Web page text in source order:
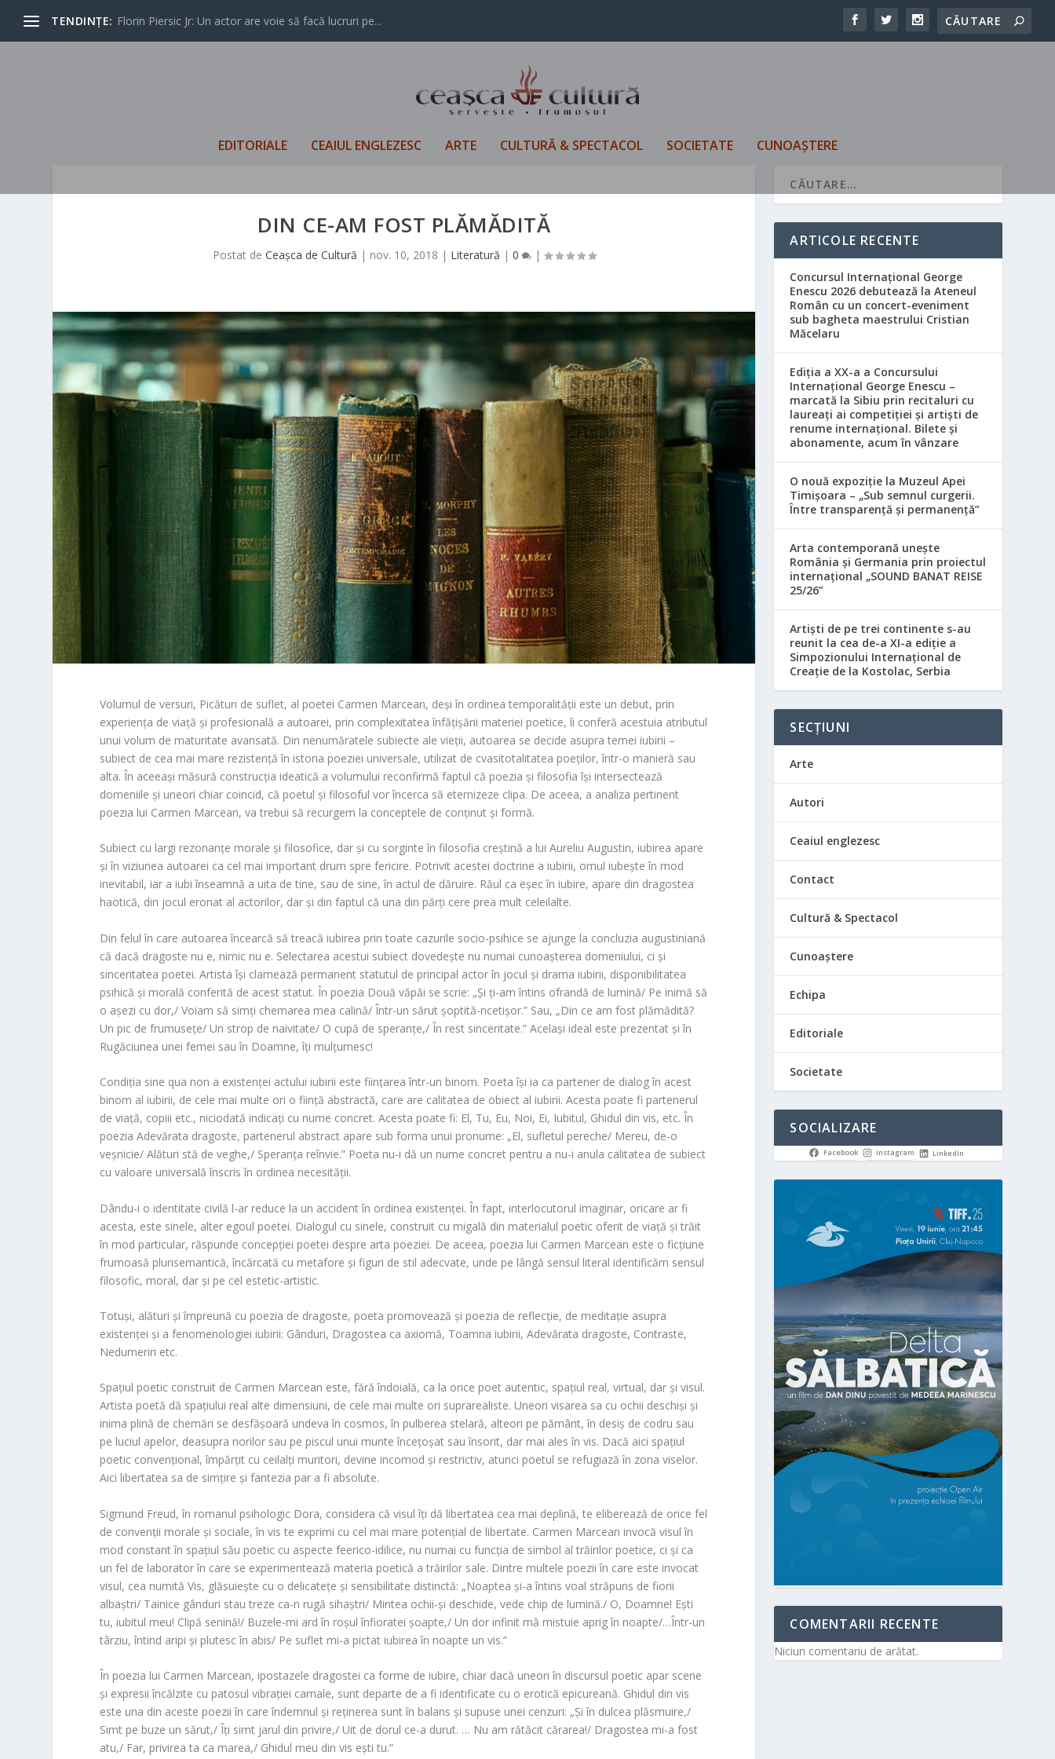
TENDINȚE: Florin Piersic Jr: Un actor are voie să facă lucruri pe...
EDITORIALE CEAIUL ENGLEZESC ARTE CULTURĂ & SPECTACOL SOCIETATE CUNOAȘTERE
DIN CE-AM FOST PLĂMĂDITĂ
Postat de Ceașca de Cultură | nov. 10, 2018 | Literatură | 0 |
Volumul de versuri, Picături de suflet, al poetei Carmen Marcean, deși în ordinea temporalității este un debut, prin
experiența de viață și profesională a autoarei, prin complexitatea înfățișării materiei poetice, îi conferă acestuia atributul
unui volum de maturitate avansată. Din nenumăratele subiecte ale vieții, autoarea se decide asupra temei iubirii –
subiect de cea mai mare rezistență în istoria poeziei universale, utilizat de cvasitotalitatea poeților, într-o manieră sau
alta. În aceeași măsură construcția ideatică a volumului reconfirmă faptul că poezia și filosofia își intersectează
domeniile și uneori chiar coincid, că poetul și filosoful vor încerca să eternizeze clipa. De aceea, a analiza pertinent
poezia lui Carmen Marcean, va trebui să recurgem la conceptele de conținut și formă.
Subiect cu largi rezonanțe morale și filosofice, dar și cu sorginte în filosofia creștină a lui Aureliu Augustin, iubirea apare
și în viziunea autoarei ca cel mai important drum spre fericire. Potrivit acestei doctrine a iubirii, omul iubește în mod
inevitabil, iar a iubi înseamnă a uita de tine, sau de sine, în actul de dăruire. Răul ca eșec în iubire, apare din dragostea
haotică, din jocul eronat al actorilor, dar și din faptul că una din părți cere prea mult celeilalte.
Din felul în care autoarea încearcă să treacă iubirea prin toate cazurile socio-psihice se ajunge la concluzia augustiniană
că dacă dragoste nu e, nimic nu e. Selectarea acestui subiect dovedește nu numai cunoașterea domeniului, ci și
sinceritatea poetei. Artista își clamează permanent statutul de principal actor în jocul și drama iubirii, disponibilitatea
psihică și morală conferită de acest statut. În poezia Două văpăi se scrie: „Și ți-am întins ofrandă de lumină/ Pe inimă să
o așezi cu dor,/ Voiam să simți chemarea mea calină/ Într-un sărut șoptită-ncetișor.” Sau, „Din ce am fost plămădită?
Un pic de frumusețe/ Un strop de naivitate/ O cupă de speranțe,/ În rest sinceritate.” Același ideal este prezentat și în
Rugăciunea unei femei sau în Doamne, îți mulțumesc!
Condiția sine qua non a existenței actului iubirii este ființarea într-un binom. Poeta își ia ca partener de dialog în acest
binom al iubirii, de cele mai multe ori o ființă abstractă, care are calitatea de obiect al iubirii. Acesta poate fi partenerul
de viață, copiii etc., niciodată indicați cu nume concret. Acesta poate fi: El, Tu, Eu, Noi, Ei, Iubitul, Ghidul din vis, etc. În
poeziaAdevărata dragoste, partenerul abstract apare sub forma unui pronume: „El, sufletul pereche/ Mereu, de-o
veșnicie/ Alături stă de veghe,/ Speranța reînvie.” Poeta nu-i dă un nume concret pentru a nu-i anula calitatea de subiect
cu valoare universală înscris în ordinea necesității.
Dându-i o identitate civilă l-ar reduce la un accident în ordinea existenței. În fapt, interlocutorul imaginar, oricare ar fi
acesta, este sinele, alter egoul poetei. Dialogul cu sinele, construit cu migală din materialul poetic oferit de viață și trăit
în mod particular, răspunde concepției poetei despre arta poeziei. De aceea, poezia lui Carmen Marcean este o ficțiune
frumoasă plurisemantică, încărcată cu metafore și figuri de stil adecvate, unde pe lângă sensul literal identificăm sensul
filosofic, moral, dar și pe cel estetic-artistic.
Totuși, alături și împreună cu poezia de dragoste, poeta promovează și poezia de reflecție, de meditație asupra
existenței și a fenomenologiei iubirii: Gânduri, Dragostea ca axiomă, Toamna iubirii,Adevărata dragoste, Contraste,
Nedumeriri etc.
Spațiul poetic construit de Carmen Marcean este, fără îndoială, ca la orice poet autentic, spațiul real, virtual, dar și visul.
Artista poetă dă spațiului real alte dimensiuni, de cele mai multe ori suprarealiste. Uneori visarea sa cu ochii deschiși și
inima plină de chemări se desfășoară undeva în cosmos, în pulberea stelară, alteori pe pământ, în desiș de codru sau
pe luciul apelor, deasupra norilor sau pe piscul unui munte încețoșat sau însorit, dar mai ales în vis. Dacă aici spațiul
poetic convențional, împărțit cu ceilalți muritori, devine incomod și restrictiv, atunci poetul se refugiază în zona viselor.
Aici libertatea sa de simțire și fantezia par a fi absolute.
Sigmund Freud, în romanul psihologic Dora, considera că visul îți dă libertatea cea mai deplină, te eliberează de orice fel
de convenții morale și sociale, în vis te exprimi cu cel mai mare potențial de libertate. Carmen Marcean invocă visul în
mod constant în spațiul său poetic cu aspecte feerico-idilice, nu numai cu funcția de simbol al trăirilor poetice, ci și ca
un fel de laborator în care se experimentează materia poetică a trăirilor sale. Dintre multele poezii în care este invocat
visul, cea numităVis, glăsuiește cu o delicatețe și sensibilitate distinctă: „Noaptea și-a întins voal străpuns de fiorii
albaștri/ Tainice gânduri stau treze ca-n rugă sihaștri/ Mintea ochii-și deschide, vede chip de lumină./ O, Doamne! Ești
tu, iubitul meu! Clipă senină!/ Buzele-mi ard în roșul înfioratei șoapte,/ Un dor infinit mă mistuie aprig în noapte/…Într-un
târziu, întind aripi și plutesc în abis/ Pe suflet mi-a pictat iubirea în noapte un vis.”
În poezia lui Carmen Marcean, ipostazele dragostei ca forme de iubire, chiar dacă uneori în discursul poetic apar scene
și expresii încălzite cu patosul vibrației carnale, sunt departe de a fi identificate cu o erotică epicureană. Ghidul din vis
este una din aceste poezii în care îndemnul și reținerea sunt în balans și supuse unei cenzuri: „Și în dulcea plăsmuire,/
Simt pe buze un sărut,/ Îți simt jarul din privire,/ Uit de dorul ce-a durut. … Nu am rătăcit cărarea!/ Dragostea mi-a fost
atu,/ Far, privirea ta ca marea,/ Ghidul meu din vis ești tu.”
ARTICOLE RECENTE
Concursul Internațional George
Enescu 2026 debutează la Ateneul
Român cu un concert-eveniment
sub bagheta maestrului Cristian
Măcelaru
Ediția a XX-a a Concursului
Internațional George Enescu –
marcată la Sibiu prin recitaluri cu
laureați ai competiției și artiști de
renume internațional. Bilete și
abonamente, acum în vânzare
O nouă expoziție la Muzeul Apei
Timișoara – „Sub semnul curgerii.
Între transparență și permanență”
Arta contemporană unește
România și Germania prin proiectul
internațional „SOUND BANAT REISE
25/26”
Artiști de pe trei continente s-au
reunit la cea de-a XI-a ediție a
Simpozionului Internațional de
Creație de la Kostolac, Serbia
SECȚIUNI
Arte
Autori
Ceaiul englezesc
Contact
Cultură & Spectacol
Cunoaștere
Echipa
Editoriale
Societate
SOCIALIZARE
Facebook Instagram LinkedIn
COMENTARII RECENTE
Niciun comentariu de arătat.